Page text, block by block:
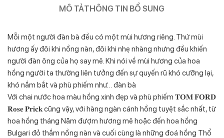
MÔ TẢTHÔNG TIN BỔ SUNG
Mỗi một người đàn bà đều có một mùi hương riêng. Thứ mùi
hương ấy đôi khi nồng nàn, đôi khi nhẹ nhàng nhưng đều khiến
người đàn ông của họ say mê. Khi nói về mùi hương của hoa
hồng người ta thường liên tưởng đến sự quyến rũ khó cưỡng lại,
khó nắm bắt và phù phiếm như… đàn bà
Với chai nước hoa màu hồng xinh đẹp và phù phiếm 𝐓𝐎𝐌 𝐅𝐎𝐑𝐃
𝐑𝐨𝐬𝐞 𝐏𝐫𝐢𝐜𝐤 cũng vậy, với hàng ngàn cánh hồng tuyệt sắc nhất, từ
hoa hồng tháng Năm đượm hương mê hoặc đến hoa hồng
Bulgari đỏ thắm nồng nàn và cuối cùng là những đoá hồng Thổ